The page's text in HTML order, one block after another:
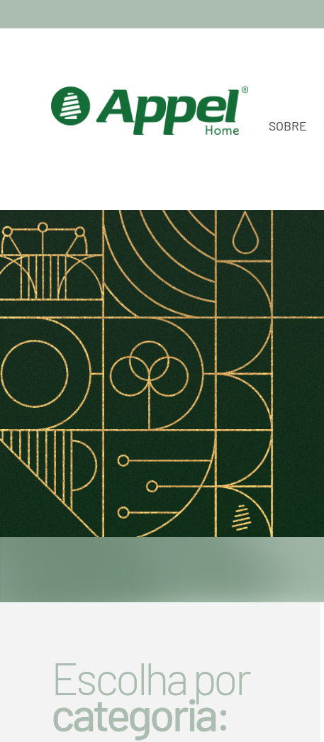
SOBRE
Escolha por
categoria: